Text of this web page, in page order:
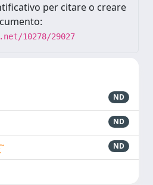
per citare o creare
10278/29027
ND
ND
ND